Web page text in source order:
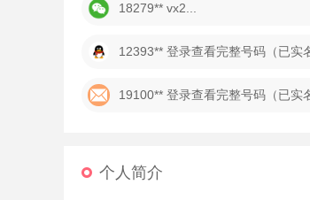
18279** vx2...
12393** 登录查看完整号码（已实
19100** 登录查看完整号码（已实
个人简介